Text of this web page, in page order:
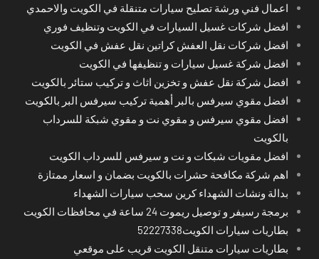
اعمال فني ورشة تصليح سيارات متنقلة في الكويت والاحمدي
افضل شركات غسيل السيارات في الكويت وتنظيف فوري
افضل شركات نقل العفش كراتين نقل عفش في الكويت
افضل شركة غسيل سيارات و تنظيفها في الكويت
افضل شركة نقل عفش و تخزين اثاث و تركيب ستائر بالكويت
افضل مقوي سيرفس بالبر أهمية تركيب سيرفس البر بالكويت
افضل مقوي سيرفس و مقوي نت و مقوي شبكة للسرداب
بالكويت
افضل مقويات شبكات و نت و سيرفس للسرداب الكويت
اهم شركة مكافحة حشرات بالكويت بضمان و اسعار ممتازة
بدالة ونشات الشهداء كرين سحب سيارات الشهداء
برمجة رسيفر و توصيل ريموت 24 ساعة في محافظات الكويت
بطاريات سيارات الكويت52227338
بطاريات سيارات متنقل الكويت قريب على موقعي